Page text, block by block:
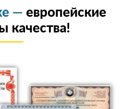
— европейские
качества!